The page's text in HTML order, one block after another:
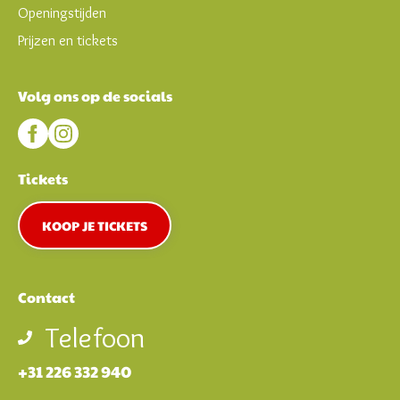
Openingstijden
Prijzen en tickets
Volg ons op de socials
Tickets
KOOP JE TICKETS
Contact
Telefoon
+31 226 332 940